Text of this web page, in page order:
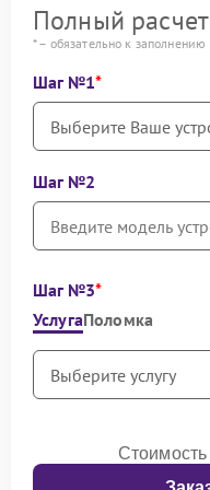
Полный
* – обязательно к заполнению
Шаг №1
Шаг №2
Шаг №3
УслугаПоломка